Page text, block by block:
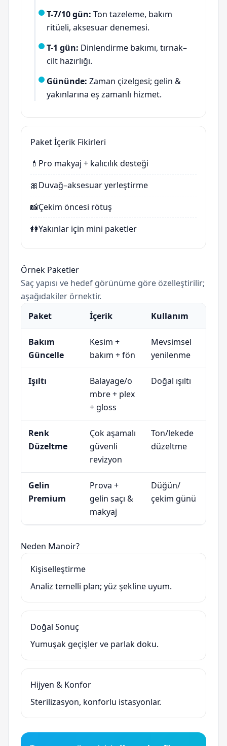
T-7/10 gün: Ton tazeleme, bakım
ritüeli, aksesuar denemesi.
T-1 gün: Dinlendirme bakımı, tırnak–
cilt hazırlığı.
Gününde: Zaman çizelgesi; gelin &
yakınlarına eş zamanlı hizmet.
Paket İçerik Fikirleri
💄 Pro makyaj + kalıcılık desteği
🎀Duvağ–aksesuar yerleştirme
📸Çekim öncesi rötuş
👭Yakınlar için mini paketler
Örnek Paketler
Saç yapısı ve hedef görünüme göre özelleştirilir;
aşağıdakiler örnektir.
Paket
İçerik Kullanım
Bakım
Güncelle
Kesim +
bakım + fön
Mevsimsel
yenilenme
Işıltı
Balayage/o
mbre + plex
+ gloss
Doğal ışıltı
Renk
Düzeltme
Çok aşamalı
güvenli
revizyon
Ton/lekede
düzeltme
Gelin
Premium
Prova +
gelin saçı &
makyaj
Düğün/
çekim günü
Neden Manoir?
Kişiselleştirme
Analiz temelli plan; yüz şekline uyum.
Doğal Sonuç
Yumuşak geçişler ve parlak doku.
Hijyen & Konfor
Sterilizasyon, konforlu istasyonlar.